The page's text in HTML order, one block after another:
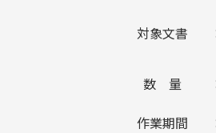
対象文書
数 量
作業期間